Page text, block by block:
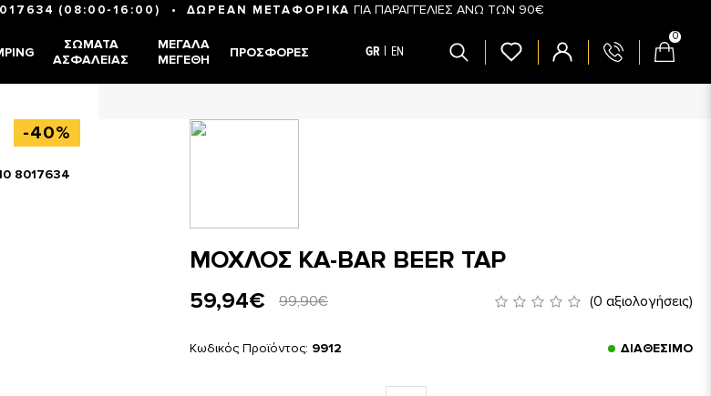
(08:00-16:00) • ΔΩΡΕΑΝ ΜΕΤΑΦΟΡΙΚΑ ΓΙΑ ΠΑΡΑΓΓΕΛΙΕΣ ΑΝΩ ΤΩΝ 90€
ΣΏΜΑΤΑ
ΑΣΦΑΛΕΊΑΣ
ΜΕΓΆΛΑ
ΜΕΓΈΘΗ
ΠΡΟΣΦΟΡΈΣ GR EN
0
-40%
8017634
ΜΟΧΛΟΣ KA-BAR BEER TAP
59,94€ 99,90€ (0 αξιολογήσεις)
Κωδικός Προϊόντος: 9912 ΔΙΑΘΈΣΙΜΟ